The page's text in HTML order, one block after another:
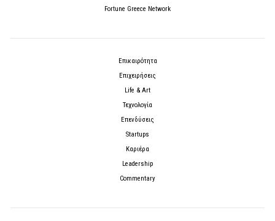
Fortune Greece Network
Επικαιρότητα
Επιχειρήσεις
Life & Art
Τεχνολογία
Επενδύσεις
Startups
Καριέρα
Leadership
Commentary